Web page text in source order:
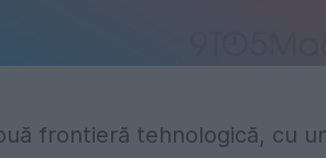
frontieră tehnologică, cu